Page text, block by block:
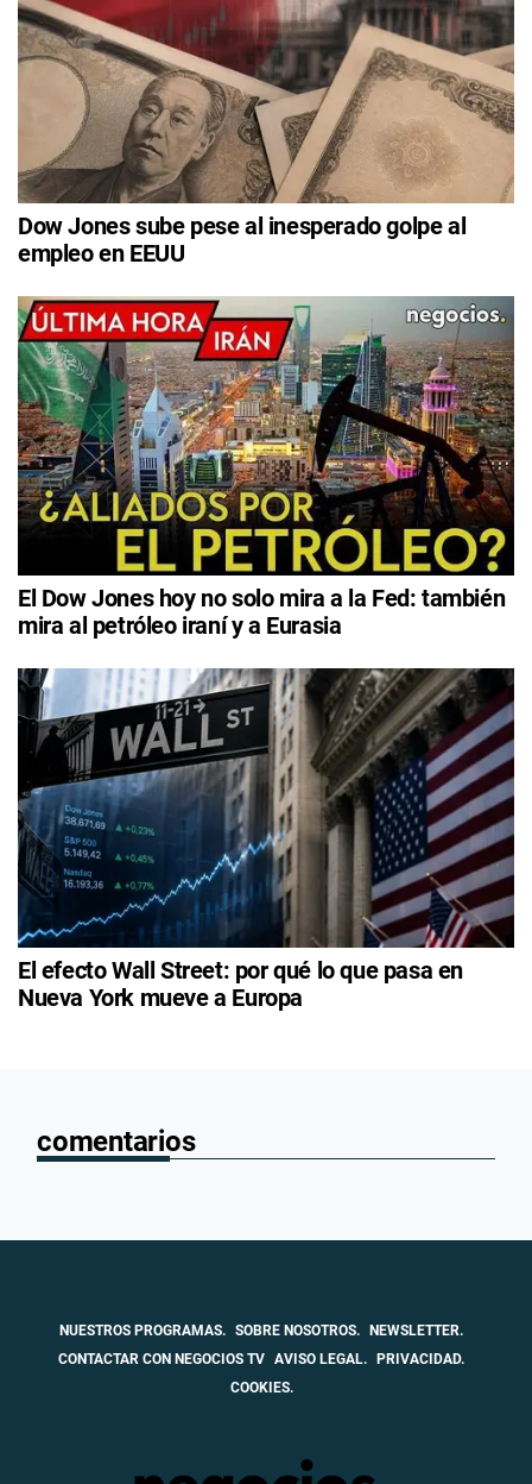
Dow Jones sube pese al inesperado golpe al
empleo en EEUU
El Dow Jones hoy no solo mira a la Fed: también
mira al petróleo iraní y a Eurasia
El efecto Wall Street: por qué lo que pasa en
Nueva York mueve a Europa
comentarios
NUESTROS PROGRAMAS. SOBRE NOSOTROS. NEWSLETTER.
CONTACTAR CON NEGOCIOS TV AVISO LEGAL. PRIVACIDAD.
COOKIES.